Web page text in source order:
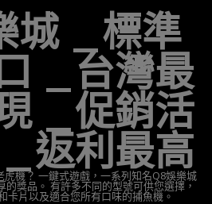
城 _標準
_台灣最
_促銷活
返利最高
機？ 一鍵式遊戲，一系列知名Q8娛樂城
的獎品。 有許多不同的型號可供您選擇，
卡片以及適合您所有口味的捕魚機。